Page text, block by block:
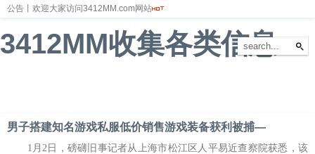
公告丨欢迎大家访问3412MM.com网站
3412MM收集各类信息
男子搭建知名游戏私服低价销售游戏装备获利被捕—
1月2日，磅礴旧事记者从上海市松江区人平易近查察院获悉，该